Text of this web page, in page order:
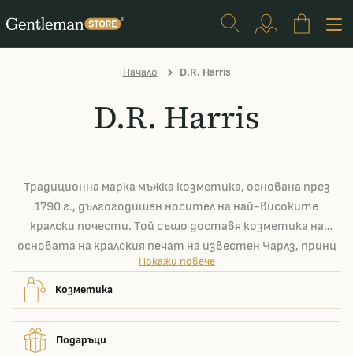
Начало D.R. Harris
D.R. Harris
Традиционна марка мъжка козметика, основана през
1790 г., дългогодишен носител на най-високите
кралски почести. Той също доставя козметика на
основата на кралския печат на известен Чарлз, принц
на Уелс. Техните сапуни за бръснене се считат за едни
от най-добрите в света и техните одеколони,
просто трябва да ги помиришете.
Покажи повече
Козметика
Подаръци